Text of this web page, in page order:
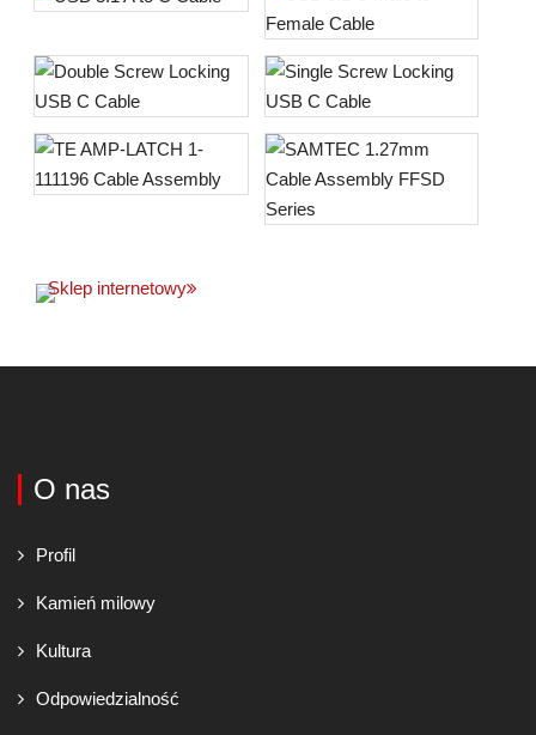
Sklep internetowy
O nas
Profil
Kamień milowy
Kultura
Odpowiedzialność